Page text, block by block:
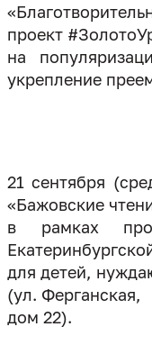
проект
на
укрепление
21 сентября
«Бажовские
в рамках
для детей,
(ул. Ферганская,
дом 22).